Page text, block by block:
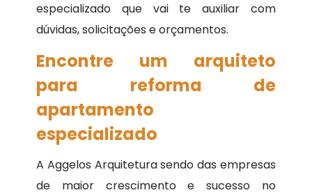
especializado que vai te auxiliar com
dúvidas, solicitações e orçamentos.
Encontre um arquiteto
para reforma de
apartamento
especializado
A Aggelos Arquitetura sendo das empresas
de maior crescimento e sucesso no